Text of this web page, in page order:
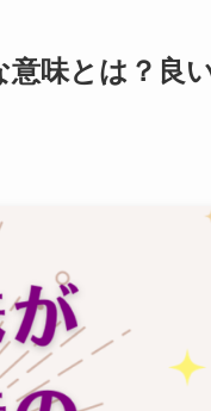
味とは？良